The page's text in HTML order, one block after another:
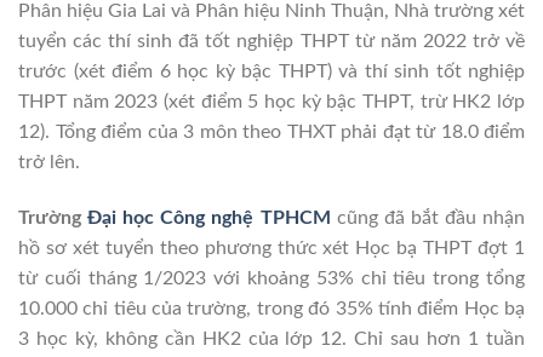
Phân hiệu Gia Lai và Phân hiệu Ninh Thuận, Nhà trường xét
tuyển các thí sinh đã tốt nghiệp THPT từ năm 2022 trở về
trước (xét điểm 6 học kỳ bậc THPT) và thí sinh tốt nghiệp
THPT năm 2023 (xét điểm 5 học kỳ bậc THPT, trừ HK2 lớp
12). Tổng điểm của 3 môn theo THXT phải đạt từ 18.0 điểm
trở lên.
Trường Đại học Công nghệ TPHCM cũng đã bắt đầu nhận
hồ sơ xét tuyển theo phương thức xét Học bạ THPT đợt 1
từ cuối tháng 1/2023 với khoảng 53% chỉ tiêu trong tổng
10.000 chỉ tiêu của trường, trong đó 35% tính điểm Học bạ
3 học kỳ, không cần HK2 của lớp 12. Chỉ sau hơn 1 tuần